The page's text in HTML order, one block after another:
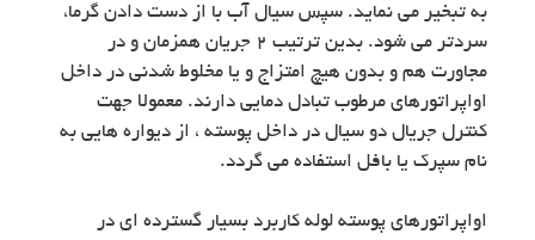
به تبخیر می نماید. سپس سیال آب با از دست دادن گرما،
سردتر می شود. بدین ترتیب 2 جریان همزمان و در
مجاورت هم و بدون هیچ امتزاج و یا مخلوط شدنی در داخل
اواپراتورهای مرطوب تبادل دمایی دارند. معمولا جهت
کنترل جریال دو سیال در داخل پوسته ، از دیواره هایی به
نام سپرک یا بافل استفاده می گردد.
اواپراتورهای پوسته لوله کاربرد بسیار گسترده ای در